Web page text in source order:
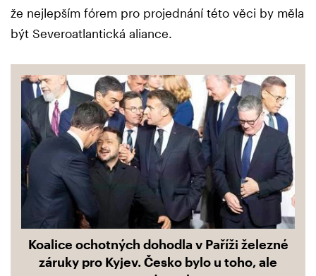
že nejlepším fórem pro projednání této věci by měla
být Severoatlantická aliance.
Koalice ochotných dohodla v Paříži železné
záruky pro Kyjev. Česko bylo u toho, ale